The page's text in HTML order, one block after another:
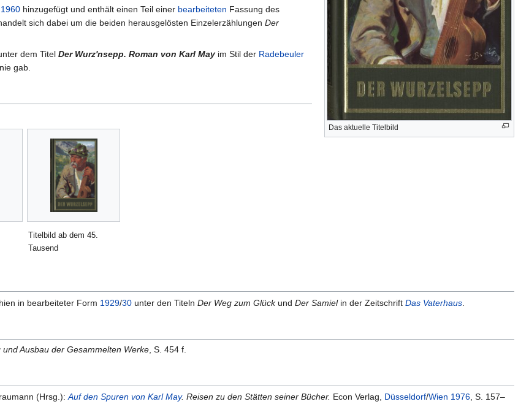
Das aktuelle Titelbild
1960 hinzugefügt und enthält einen Teil einer bearbeiteten Fassung des
sich dabei um die beiden herausgelösten Einzelerzählungen Der
dem Titel Der Wurz'nsepp. Roman von Karl May im Stil der Radebeuler
gab.
Titelbild ab dem 45.
Tausend
in bearbeiteter Form 1929/30 unter den Titeln Der Weg zum Glückund Der Samielin der Zeitschrift Das Vaterhaus
und Ausbau der Gesammelten Werke, S. 454 f.
(Hrsg.):Auf den Spuren von Karl May. Reisen zu den Stätten seiner Bücher. Econ Verlag, Düsseldorf/Wien 1976 , S. 157–